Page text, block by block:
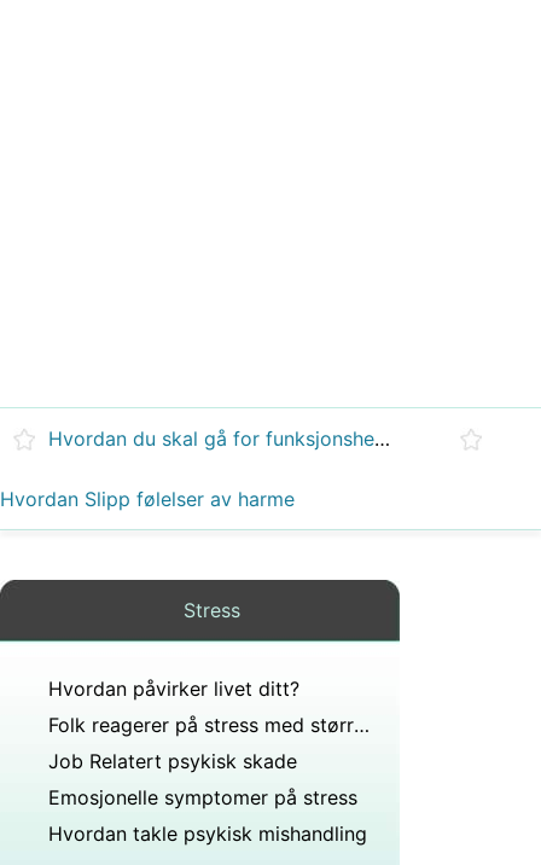
Hvordan du skal gå for funksjonshemmede på grunn av stress
Hvordan Slipp følelser av harme
Stress
Hvordan påvirker livet ditt?
Folk reagerer på stress med større angst hvis de har?
Job Relatert psykisk skade
Emosjonelle symptomer på stress
Hvordan takle psykisk mishandling